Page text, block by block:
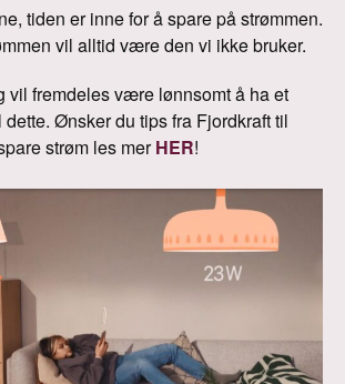
tiden er inne for å spare på strømmen.
vil alltid være den vi ikke bruker.
vil fremdeles være lønnsomt å ha et
Ønsker du tips fra Fjordkraft til
strøm les merHER!